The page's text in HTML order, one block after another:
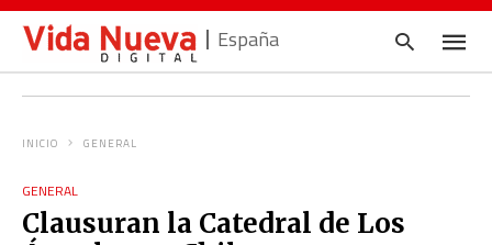
España
INICIO GENERAL
GENERAL
Clausuran la Catedral de Los